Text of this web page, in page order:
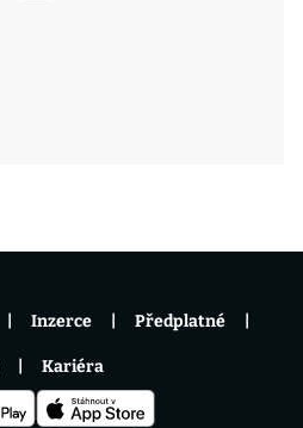
Inzerce Předplatné
Kariéra